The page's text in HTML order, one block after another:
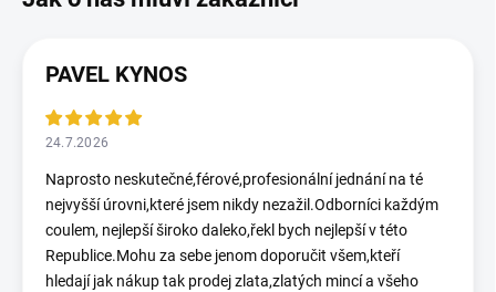
PAVEL KYNOS
24.7.2026
Naprosto neskutečné,férové,profesionální jednání na té
nejvyšší úrovni,které jsem nikdy nezažil.Odborníci každým
coulem, nejlepší široko daleko,řekl bych nejlepší v této
Republice.Mohu za sebe jenom doporučit všem,kteří
hledají jak nákup tak prodej zlata,zlatých mincí a všeho